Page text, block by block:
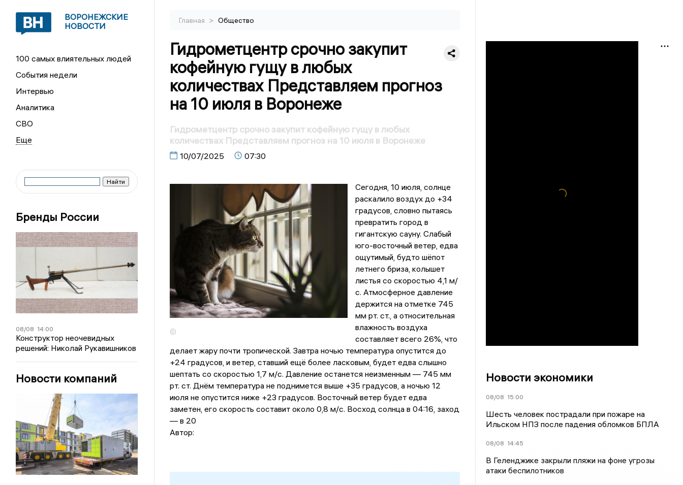
ВОРОНЕЖСКИЕ
НОВОСТИ
100 самых влиятельных людей
События недели
Интервью
Аналитика
СВО
Бренды России
08/08 14:00
Конструктор неочевидных
решений: Николай Рукавишников
Новости компаний
Главная > Общество
Гидрометцентр срочно закупит
кофейную гущу в любых
количествах Представляем прогноз
на 10 июля в Воронеже
Гидрометцентр срочно закупит кофейную гущу в любых
количествах Представляем прогноз на 10 июля в Воронеже
10/07/2025 07:30
©
Сегодня, 10 июля, солнце
раскалило воздух до +34
градусов, словно пытаясь
превратить город в
гигантскую сауну. Слабый
юго-восточный ветер, едва
ощутимый, будто шёпот
летнего бриза, колышет
листья со скоростью 4,1 м/
с. Атмосферное давление
держится на отметке 745
мм рт. ст., а относительная
влажность воздуха
составляет всего 26%, что
делает жару почти тропической. Завтра ночью температура опустится до
+24 градусов, и ветер, ставший ещё более ласковым, будет едва слышно
шептать со скоростью 1,7 м/с. Давление останется неизменным — 745 мм
рт. ст. Днём температура не поднимется выше +35 градусов, а ночью 12
июля не опустится ниже +23 градусов. Восточный ветер будет едва
заметен, его скорость составит около 0,8 м/с. Восход солнца в 04:16, заход
— в 20
Автор:
Новости экономики
08/08 15:00
Шесть человек пострадали при пожаре на
Ильском НПЗ после падения обломков БПЛА
08/08 14:45
В Геленджике закрыли пляжи на фоне угрозы
атаки беспилотников